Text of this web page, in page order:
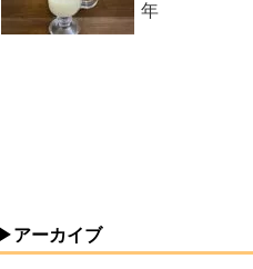
年
▶アーカイブ